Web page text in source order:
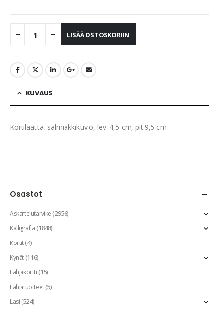
LISÄÄ OSTOSKORIIN
KUVAUS
Korulaatta, salmiakkikuvio, lev. 4,5 cm, pit.9,5 cm
Osastot
Askartelutarvike(2956)
Kalligrafia(1848)
Kortit(4)
Kynät(116)
Lahjakortti(15)
Lahjatuotteet(5)
Lasi(524)